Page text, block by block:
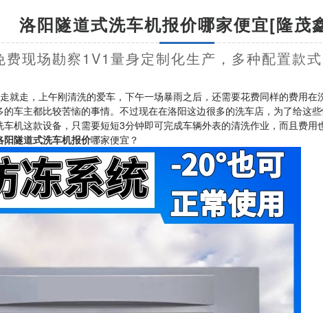
洛阳隧道式洗车机报价哪家便宜[隆茂
费现场勘察1V1量身定制化生产，多种配置款
就走，上午刚清洗的爱车，下午一场暴雨之后，还需要花费同样的费用
车主都比较苦恼的事情。不过现在在洛阳这边很多的洗车店，为了给这
机这款设备，只需要短短3分钟即可完成车辆外表的清洗作业，而且费
阳隧道式洗车机报价哪家便宜？